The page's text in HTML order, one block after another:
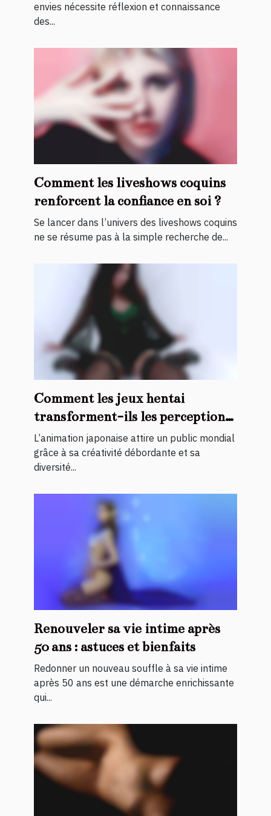
envies nécessite réflexion et connaissance
des...
Comment les liveshows coquins
renforcent la confiance en soi ?
Se lancer dans l’univers des liveshows coquins
ne se résume pas à la simple recherche de...
Comment les jeux hentai
transforment-ils les perceptions
de l'animation japonaise ?
L’animation japonaise attire un public mondial
grâce à sa créativité débordante et sa
diversité...
Renouveler sa vie intime après
50 ans : astuces et bienfaits
Redonner un nouveau souffle à sa vie intime
après 50 ans est une démarche enrichissante
qui...